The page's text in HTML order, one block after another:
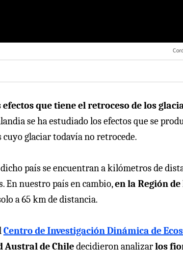
que tiene el retroceso de los
se ha estudiado los efectos que se
glaciar todavía no retrocede.
país se encuentran a kilómetros de
En nuestro país en cambio,en la Región
a 65 km de distancia.
Centro de Investigación Dinámica de
Austral de Chiledecidieron analizarlos